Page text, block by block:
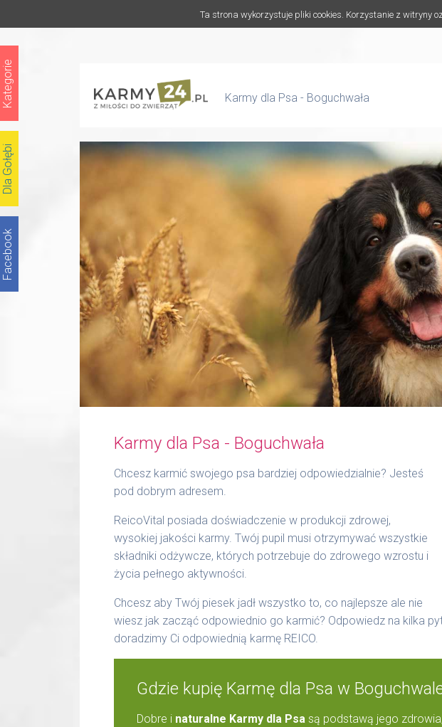
Ta strona wykorzystuje pliki cookies. Korzystanie z
Karmy dla Psa - Boguchwała
Karmy dla Psa - Boguchwała
Chcesz karmić swojego psa bardziej odpowiedzialnie? Jesteś
pod dobrym adresem.
ReicoVital posiada doświadczenie w produkcji zdrowej,
wysokiej jakości karmy. Twój pupil musi otrzymywać wszystkie
składniki odżywcze, których potrzebuje do zdrowego wzrostu i
życia pełnego aktywności.
Chcesz aby Twój piesek jadł wszystko to, co najlepsze ale nie
wiesz jak zacząć odpowiednio go karmić? Odpowiedz na kilka
doradzimy Ci odpowiednią karmę REICO.
Gdzie kupię Karmę dla Psa w
Dobre i naturalne Karmy dla Psa są podstawą jego
Facebook
Dla Gołębi
Kategorie